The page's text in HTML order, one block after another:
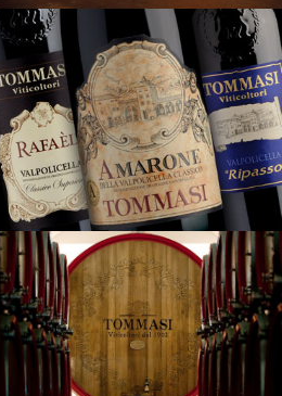
La Famiglia
Vini